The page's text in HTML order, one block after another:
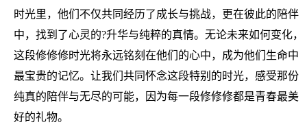
时光里，他们不仅共同经历了成长与挑战，更在彼此的陪伴
中，找到了心灵的?升华与纯粹的真情。无论未来如何变化，
这段修修修时光将永远铭刻在他们的心中，成为他们生命中
最宝贵的记忆。让我们共同怀念这段特别的时光，感受那份
纯真的陪伴与无尽的可能，因为每一段修修修都是青春最美
好的礼物。